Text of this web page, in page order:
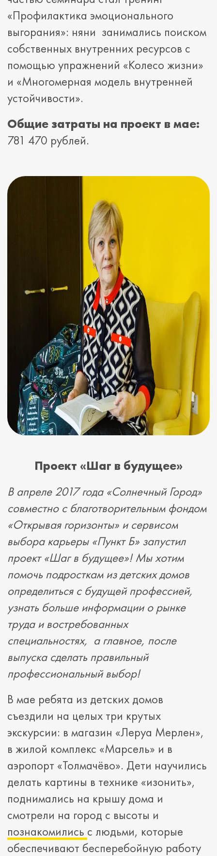
«Профилактика эмоционального
выгорания»: няни занимались поиском
собственных внутренних ресурсов с
помощью упражнений «Колесо жизни»
и «Многомерная модель внутренней
устойчивости».
Общие затраты на проект в мае:
781 470 рублей.
Проект «Шаг в будущее»
В апреле 2017 года «Солнечный Город»
совместно с благотворительным фондом
«Открывая горизонты» и сервисом
выбора карьеры «Пункт Б» запустил
проект «Шаг в будущее»! Мы хотим
помочь подросткам из детских домов
определиться с будущей профессией,
узнать больше информации о рынке
труда и востребованных
специальностях, а главное, после
выпуска сделать правильный
профессиональный выбор!
В мае ребята из детских домов
съездили на целых три крутых
экскурсии: в магазин «Леруа Мерлен»,
в жилой комплекс «Марсель» и в
аэропорт «Толмачёво». Дети научились
делать картины в технике «изонить»,
поднимались на крышу дома и
смотрели на город с высоты и
познакомились с людьми, которые
обеспечивают бесперебойную работу